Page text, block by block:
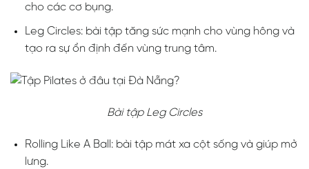
cho các cơ bụng.
Leg Circles: bài tập tăng sức mạnh cho vùng hông và
tạo ra sự ổn định đến vùng trung tâm.
Bài tập Leg Circles
Rolling Like A Ball: bài tập mát xa cột sống và giúp mở
lưng.